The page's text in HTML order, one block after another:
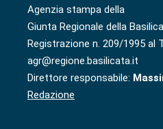
Agenzia stampa della
Giunta Regionale della
Registrazione n. 209/1995 al
agr@regione.basilicata.it
Direttore responsabile:
Redazione